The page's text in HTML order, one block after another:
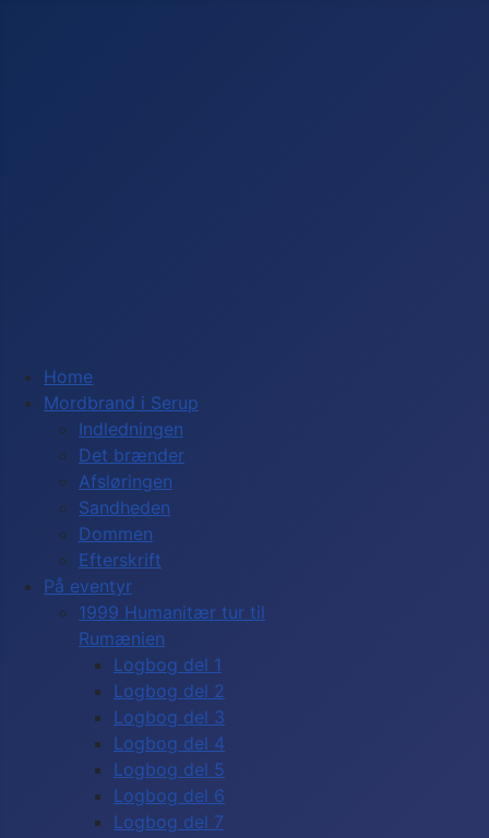
Home
Mordbrand i Serup
Indledningen
Det brænder
Afsløringen
Sandheden
Dommen
Efterskrift
På eventyr
1999 Humanitær tur til
Rumænien
Logbog del 1
Logbog del 2
Logbog del 3
Logbog del 4
Logbog del 5
Logbog del 6
Logbog del 7